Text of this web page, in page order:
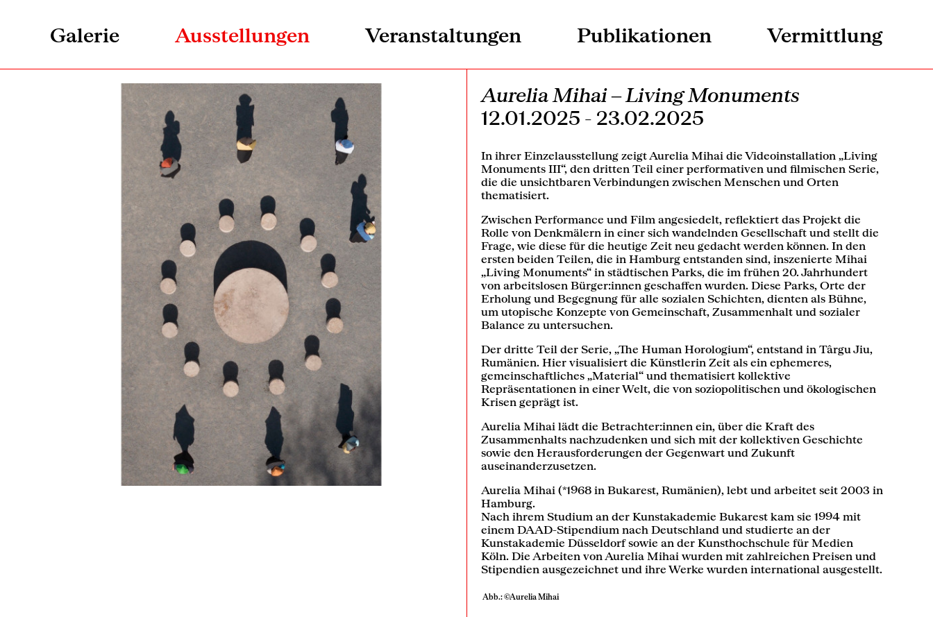
Galerie Ausstellungen Veranstaltungen Publikationen Vermittlung
Aurelia Mihai ‒ Living Monuments
12.01.2025 - 23.02.2025
In ihrer Einzelausstellung zeigt Aurelia Mihai die Videoinstallation „Living
Monuments III“, den dritten Teil einer performativen und filmischen Serie,
die die unsichtbaren Verbindungen zwischen Menschen und Orten
thematisiert.
Zwischen Performance und Film angesiedelt, reflektiert das Projekt die
Rolle von Denkmälern in einer sich wandelnden Gesellschaft und stellt die
Frage, wie diese für die heutige Zeit neu gedacht werden können. In den
ersten beiden Teilen, die in Hamburg entstanden sind, inszenierte Mihai
„Living Monuments“ in städtischen Parks, die im frühen 20. Jahrhundert
von arbeitslosen Bürger:innen geschaffen wurden. Diese Parks, Orte der
Erholung und Begegnung für alle sozialen Schichten, dienten als Bühne,
um utopische Konzepte von Gemeinschaft, Zusammenhalt und sozialer
Balance zu untersuchen.
Der dritte Teil der Serie, „The Human Horologium“, entstand in Târgu Jiu,
Rumänien. Hier visualisiert die Künstlerin Zeit als ein ephemeres,
gemeinschaftliches „Material“ und thematisiert kollektive
Repräsentationen in einer Welt, die von soziopolitischen und ökologischen
Krisen geprägt ist.
Aurelia Mihai lädt die Betrachter:innen ein, über die Kraft des
Zusammenhalts nachzudenken und sich mit der kollektiven Geschichte
sowie den Herausforderungen der Gegenwart und Zukunft
auseinanderzusetzen.
Aurelia Mihai (*1968 in Bukarest, Rumänien), lebt und arbeitet seit 2003 in
Hamburg.
Nach ihrem Studium an der Kunstakademie Bukarest kam sie 1994 mit
einem DAAD-Stipendium nach Deutschland und studierte an der
Kunstakademie Düsseldorf sowie an der Kunsthochschule für Medien
Köln. Die Arbeiten von Aurelia Mihai wurden mit zahlreichen Preisen und
Stipendien ausgezeichnet und ihre Werke wurden international ausgestellt.
Abb.: ©Aurelia Mihai